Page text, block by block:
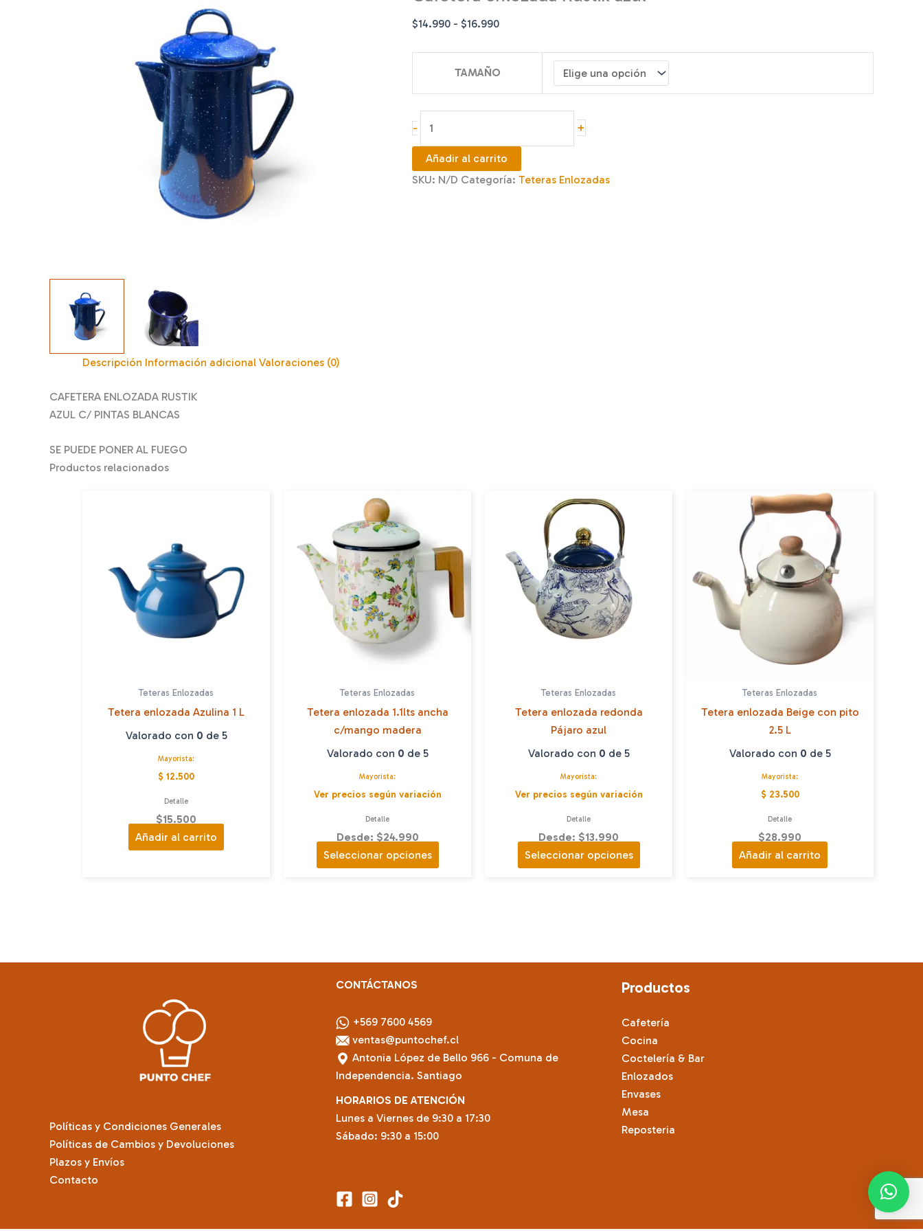
$14.990 - $16.990Rango
desde
$14.990
hasta
TAMAÑO
-
enlozada
Rustik
azul
+
Añadir al carrito
SKU: N/D Categoría: Teteras Enlozadas
Descripción Información adicional Valoraciones (0)
CAFETERA ENLOZADA RUSTIK
AZUL C/ PINTAS BLANCAS
SE PUEDE PONER AL FUEGO
Productos relacionados
Teteras Enlozadas
Tetera enlozada Azulina 1 L
Valorado con 0 de 5
Mayorista:
$ 12.500
Detalle
$15.500
Añadir al carrito
Teteras Enlozadas
Tetera enlozada 1.1lts ancha
c/mango madera
Valorado con 0 de 5
Mayorista:
Ver precios según variación
Detalle
Desde: $24.990
Seleccionar opciones
producto
opciones
en
la
página
producto
Teteras Enlozadas
Tetera enlozada redonda
Pájaro azul
Valorado con 0 de 5
Mayorista:
Ver precios según variación
Detalle
Desde: $13.990
Seleccionar opciones
producto
opciones
se
pueden
elegir
Teteras Enlozadas
Tetera enlozada Beige con pito
2.5 L
Valorado con 0 de 5
Mayorista:
$ 23.500
Detalle
$28.990
Añadir al carrito
Políticas y Condiciones Generales
Políticas de Cambios y Devoluciones
Plazos y Envíos
Contacto
CONTÁCTANOS
+569 7600 4569
ventas@puntochef.cl
Antonia López de Bello 966 - Comuna de
Independencia. Santiago
HORARIOS DE ATENCIÓN
Lunes a Viernes de 9:30 a 17:30
Sábado: 9:30 a 15:00
Productos
Cafetería
Cocina
Coctelería & Bar
Enlozados
Envases
Mesa
Reposteria